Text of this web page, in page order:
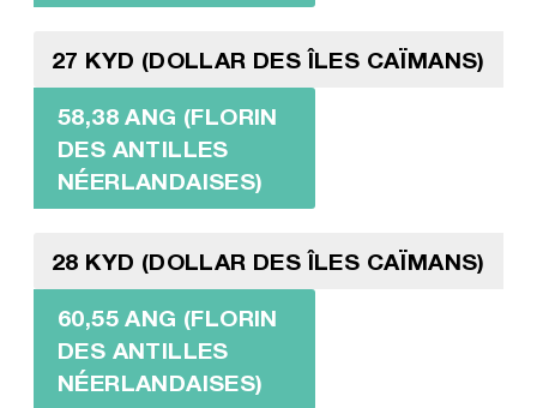
27 KYD (DOLLAR DES ÎLES CAÏMANS)
58,38 ANG (FLORIN
DES ANTILLES
NÉERLANDAISES)
28 KYD (DOLLAR DES ÎLES CAÏMANS)
60,55 ANG (FLORIN
DES ANTILLES
NÉERLANDAISES)